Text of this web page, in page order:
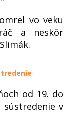
vo veku
a neskôr
od 19. do
sústredenie v